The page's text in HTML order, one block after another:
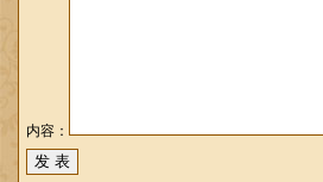
内容：